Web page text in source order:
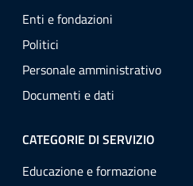
Enti e fondazioni
Politici
Personale amministrativo
Documenti e dati
CATEGORIE DI SERVIZIO
Educazione e formazione